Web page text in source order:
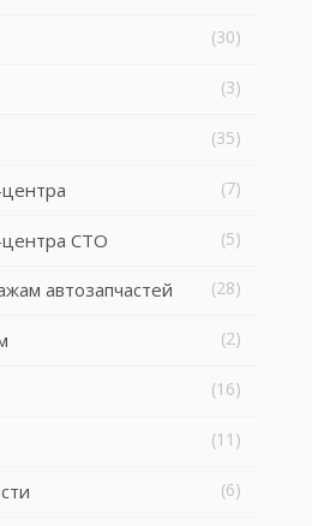
(30)
(3)
(35)
(7)
СТО (5)
автозапчастей (28)
(2)
(16)
(11)
(6)